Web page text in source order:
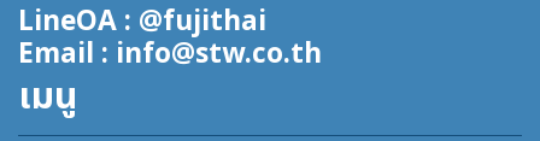
LineOA : @fujithai
Email : info@stw.co.th
เมนู